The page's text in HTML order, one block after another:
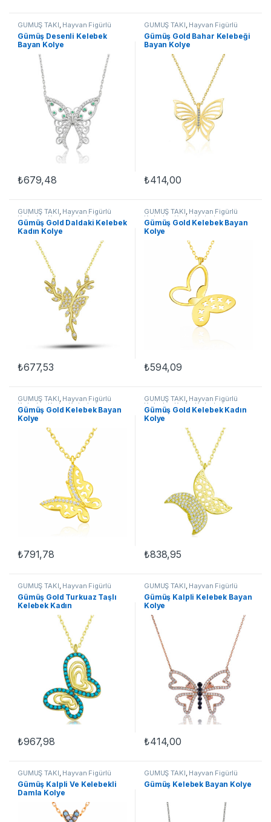
GÜMÜŞ TAKI Hayvan Figürlü
Kolyeler Kadın Kolyeleri,
Kelebek Kolyeler, Kolye
Gümüş Desenli Kelebek
Bayan Kolye
₺679,48
GÜMÜŞ TAKI Hayvan Figürlü
Kolyeler Kadın Kolyeleri,
Kelebek Kolyeler,Kolye
​Gümüş Gold Bahar Kelebeği
Bayan Kolye
₺414,00
GÜMÜŞ TAKI, Hayvan Figürlü
Kolyeler ,Kadın Kolyeleri,
Kelebek Kolyeler,Kolye
Gümüş Gold Daldaki Kelebek
Kadın Kolye
₺677,53
GÜMÜŞ TAKI, Hayvan Figürlü
Kolyeler ,Kadın Kolyeleri ,
Kelebek Kolyeler,Kolye
​​Gümüş Gold Kelebek Bayan
Kolye
₺594,09
GÜMÜŞ TAKI, Hayvan Figürlü
Kolyeler ,Kadın Kolyeleri ,
Kelebek Kolyeler,Kolye
Gümüş Gold Kelebek Bayan
Kolye
₺791,78
GÜMÜŞ TAKI, Hayvan Figürlü
Kolyeler ,Kadın Kolyeleri ,
Kelebek Kolyeler,Kolye
Gümüş Gold Kelebek Kadın
Kolye
₺838,95
GÜMÜŞ TAKI, Hayvan Figürlü
Kolyeler ,Kadın Kolyeleri ,
Kelebek Kolyeler,Kolye
Gümüş Gold Turkuaz Taşlı
Kelebek Kadın
₺967,98
GÜMÜŞ TAKI, Hayvan Figürlü
Kolyeler ,Kadın Kolyeleri,
Kelebek Kolyeler,Kolye
Gümüş Kalpli Kelebek Bayan
Kolye
₺414,00
GÜMÜŞ TAKI Hayvan Figürlü
Kolyeler Kadın Kolyeleri,
Kelebek Kolyeler,Kolye
Gümüş Kalpli Ve Kelebekli
Damla Kolye
GÜMÜŞ TAKI Hayvan Figürlü
Kolyeler Kadın Kolyeleri,
Kelebek Kolyeler,Kolye
Gümüş Kelebek Bayan Kolye